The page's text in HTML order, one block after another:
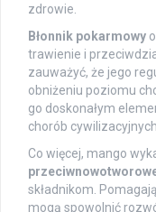
zdrowie.
Błonnik pokarmowy
trawienie i
zauważyć, że jego
obniżeniu poziomu
go doskonałym
chorób cywilizacyjnych.
Co więcej, mango
składnikom.
mogą spowolnić